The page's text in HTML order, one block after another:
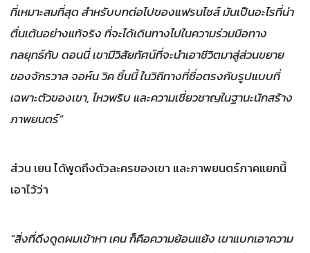
ที่เหมาะสมที่สุด สำหรับบทต่อไปของแฟรนไชส์ มันเป็นอะไรที่น่า
ตื่นเต้นอย่างแท้จริง ที่จะได้เดินทางไปในความร่วมมือทาง
กลยุทธ์กับ ดอนนี่ เขามีวิสัยทัศน์ที่จะนำเอาชีวิตมาสู่ส่วนขยาย
ของจักรวาล จอห์น วิค ชิ้นนี้ ในวิถีทางที่ซื่อตรงกับรูปแบบที่
เฉพาะตัวของเขา, ไหวพริบ และความเชี่ยวชาญในฐานะนักสร้าง
ภาพยนตร์”
ส่วน เยน ได้พูดถึงตัวละครของเขา และภาพยนตร์ภาคแยกนี้
เอาไว้ว่า
“สิ่งที่ดึงดูดผมเข้าหา เคน ก็คือความย้อนแย้ง เขาแบกเอาความ